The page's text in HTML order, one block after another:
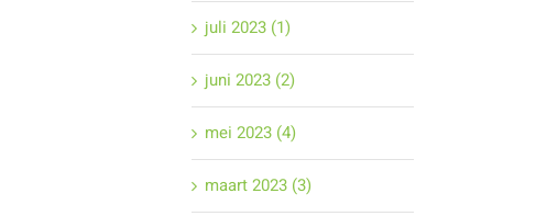
juli 2023 (1)
juni 2023 (2)
mei 2023 (4)
maart 2023 (3)